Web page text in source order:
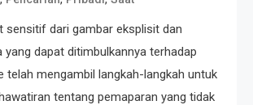
sensitif dari gambar eksplisit dan
yang dapat ditimbulkannya terhadap
telah mengambil langkah-langkah untuk
tentang pemaparan yang tidak